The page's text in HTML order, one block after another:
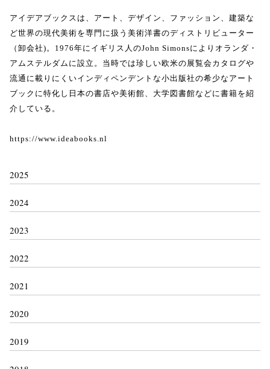
アイデアブックスは、アート、デザイン、ファッション、建築な
ど世界の現代美術を専門に扱う美術洋書のディストリビューター
（卸会社)。1976年にイギリス人のJohn Simonsによりオランダ・
アムステルダムに設立。当時では珍しい欧米の展覧会カタログや
流通に載りにくいインディペンデントな小出版社の希少なアート
ブックに特化し日本の書店や美術館、大学図書館などに書籍を紹
介している。
https://www.ideabooks.nl
2025
2024
2023
2022
2021
2020
2019